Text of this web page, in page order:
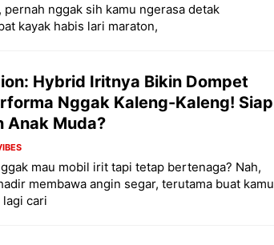
nggak sih kamu ngerasa detak
kayak habis lari maraton,
Hybrid Iritnya Bikin Dompet
Nggak Kaleng-Kaleng! Siap
Anak Muda?
mau mobil irit tapi tetap bertenaga? Nah,
membawa angin segar, terutama buat kamu
lagi cari